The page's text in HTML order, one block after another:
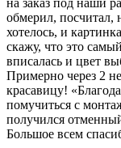
обмерил, посчитал,
хотелось, и
скажу, что это
вписалась и цвет
Примерно через 2
красавицу!
помучиться с
получился
Большое всем